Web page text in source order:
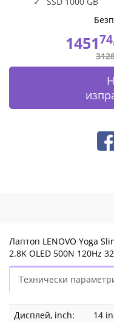
W11H
Luna
Grey
|
Fly.bg
145174
Лаптоп LENOVO Yoga
2.8K OLED 500N 120Hz
Технически
Дисплей, inch:
14